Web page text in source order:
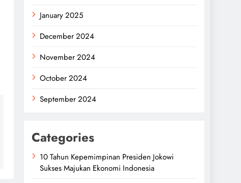
January 2025
December 2024
November 2024
October 2024
September 2024
Categories
10 Tahun Kepemimpinan Presiden Jokowi
Sukses Majukan Ekonomi Indonesia